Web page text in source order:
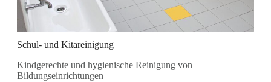
Schul- und Kitareinigung
Kindgerechte und hygienische Reinigung von
Bildungseinrichtungen